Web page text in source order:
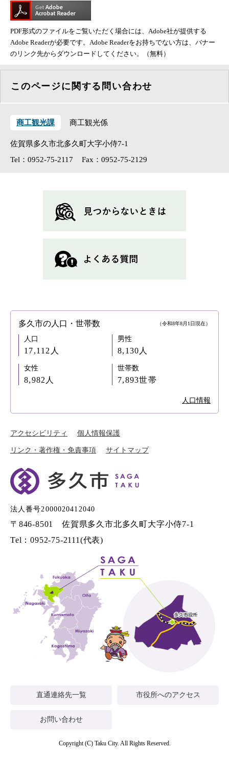
PDF形式のファイルをご覧いただく場合には、Adobe社が提供する
Adobe Readerが必要です。Adobe Readerをお持ちでない方は、バナー
のリンク先からダウンロードしてください。（無料）
このページに関する問い合わせ
商工観光課 商工観光係
佐賀県多久市北多久町大字小侍7-1
Tel：0952-75-2117
Fax：0952-75-2129
多久市の人口・世帯数 （令和8年8月1日現在）
人口
17,112人
男性
8,130人
女性
8,982人
世帯数
7,893世帯
人口情報
アクセシビリティ 個人情報保護
リンク・著作権・免責事項 サイトマップ
法人番号2000020412040
〒846-8501 佐賀県多久市北多久町大字小侍7-1
Tel：0952-75-2111(代表)
直通連絡先一覧 市役所へのアクセス
お問い合わせ
Copyright (C) Taku City. All Rights Reserved.